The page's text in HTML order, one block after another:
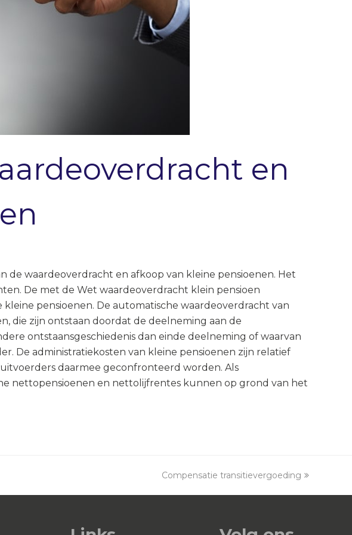
en
de waardeoverdracht en afkoop van kleine pensioenen. Het
De met de Wet waardeoverdracht klein pensioen
pensioenen. De automatische waardeoverdracht van
die zijn ontstaan doordat de deelneming aan de
ontstaansgeschiedenis dan einde deelneming of waarvan
De administratiekosten van kleine pensioenen zijn relatief
daarmee geconfronteerd worden. Als
nettopensioenen en nettolijfrentes kunnen op grond van het
next
Compensatie transitievergoeding